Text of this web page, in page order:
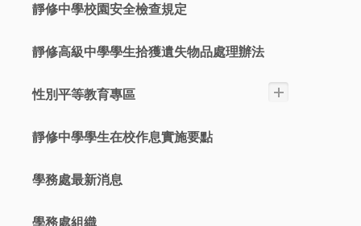
靜修中學校園安全檢查規定
靜修高級中學學生拾獲遺失物品處理辦法
性別平等教育專區
靜修中學學生在校作息實施要點
學務處最新消息
學務處組織